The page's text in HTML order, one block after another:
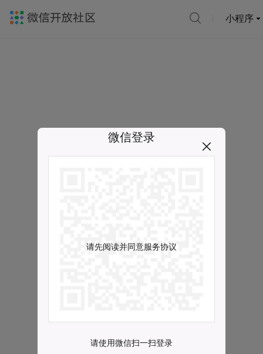
小程序
微信登录
请先阅读并同意服务协议
请使用微信扫一扫登录